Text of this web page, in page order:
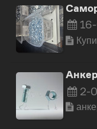
2-